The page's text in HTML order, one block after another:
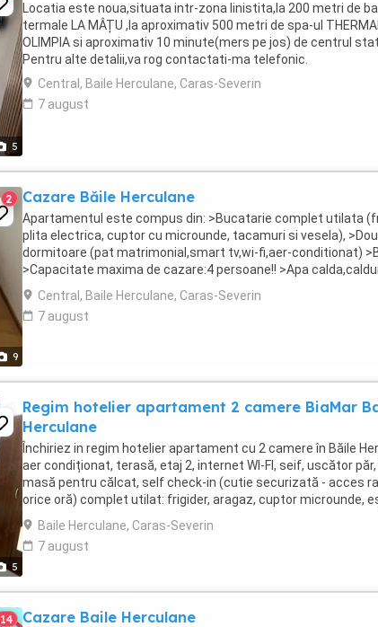
5
Locatia este noua,situata intr-zona linistita,la 200 metri de
termale LA MÂȚU ,la aproximativ 500 metri de spa-ul
OLIMPIA si aproximativ 10 minute(mers pe jos) de centrul
Pentru alte detalii,va rog contactati-ma telefonic.
Central, Baile Herculane, Caras-Severin
7 august
9
2 Cazare Băile Herculane
Apartamentul este compus din: >Bucatarie complet utilata
plita electrica, cuptor cu microunde, tacamuri si vesela),
dormitoare (pat matrimonial,smart tv,wi-fi,aer-conditionat)
>Capacitate maxima de cazare:4 persoane!! >Apa
permanentă, >Loc pentru fumat, >Totodata ...
Central, Baile Herculane, Caras-Severin
7 august
5
Regim hotelier apartament 2 camere BiaMar
Herculane
Închiriez in regim hotelier apartament cu 2 camere în Băile
aer condiționat, terasă, etaj 2, internet WI-FI, seif, uscător păr,
masă pentru călcat, self check-in (cutie securizată - acces
orice oră) complet utilat: frigider, aragaz, cuptor microunde,
cafea, prajitor ...
Baile Herculane, Caras-Severin
7 august
14 Cazare Baile Herculane